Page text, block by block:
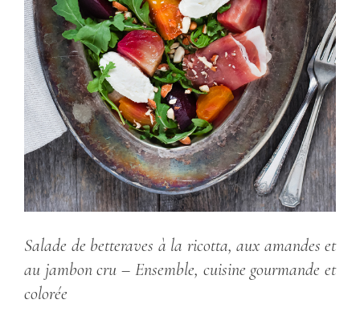
Salade de betteraves à la ricotta, aux amandes et
au jambon cru– Ensemble, cuisine gourmande et
colorée